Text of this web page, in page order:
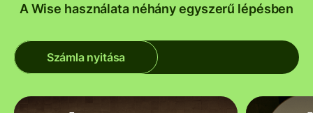
A Wise használata néhány egyszerű lépésben
Számla nyitása